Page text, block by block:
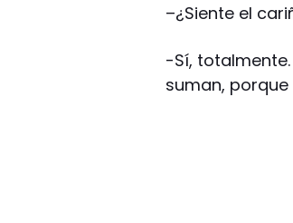
–¿Siente el
-Sí,
suman,